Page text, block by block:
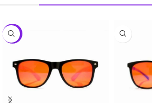
-24%